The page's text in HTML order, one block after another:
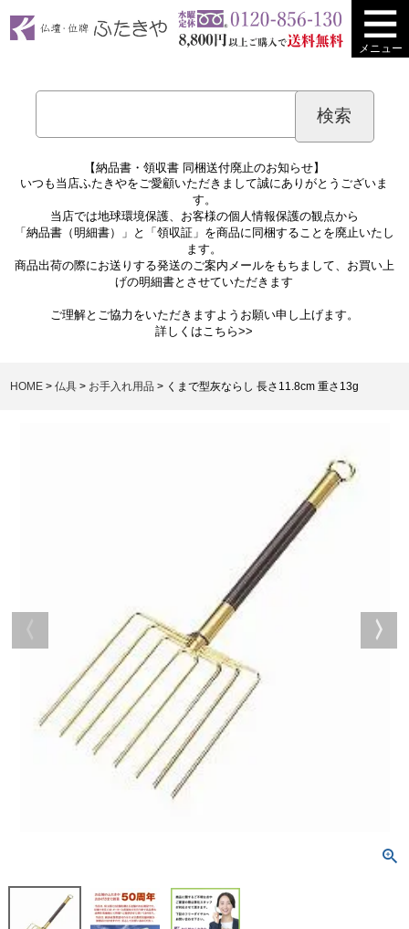
メニュー
【納品書・領収書 同梱送付廃止のお知らせ】
いつも当店ふたきやをご愛顧いただきまして誠にありがとうございま
す。
当店では地球環境保護、お客様の個人情報保護の観点から
「納品書（明細書）」と「領収証」を商品に同梱することを廃止いたし
ます。
商品出荷の際にお送りする発送のご案内メールをもちまして、お買い上
げの明細書とさせていただきます
ご理解とご協力をいただきますようお願い申し上げます。
詳しくはこちら>>
HOME 仏具 お手入れ用品 くまで型灰ならし 長さ11.8cm 重さ13g